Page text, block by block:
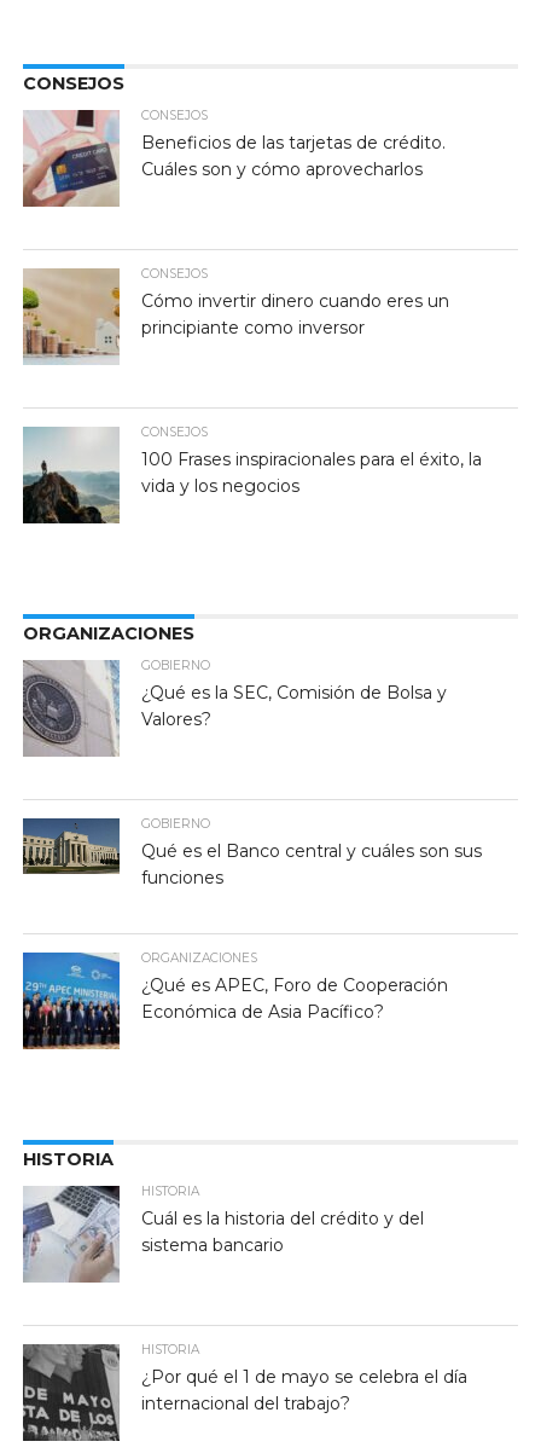
CONSEJOS
CONSEJOS
Beneficios de las tarjetas de crédito.
Cuáles son y cómo aprovecharlos
CONSEJOS
Cómo invertir dinero cuando eres un
principiante como inversor
CONSEJOS
100 Frases inspiracionales para el éxito, la
vida y los negocios
ORGANIZACIONES
GOBIERNO
¿Qué es la SEC, Comisión de Bolsa y
Valores?
GOBIERNO
Qué es el Banco central y cuáles son sus
funciones
ORGANIZACIONES
¿Qué es APEC, Foro de Cooperación
Económica de Asia Pacífico?
HISTORIA
HISTORIA
Cuál es la historia del crédito y del
sistema bancario
HISTORIA
¿Por qué el 1 de mayo se celebra el día
internacional del trabajo?